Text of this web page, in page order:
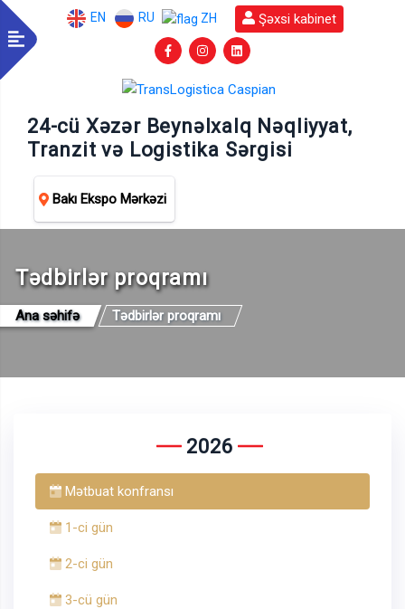
EN RU ZH Şəxsi kabinet
24-cü Xəzər Beynəlxalq Nəqliyyat,
Tranzit və Logistika Sərgisi
Bakı Ekspo Mərkəzi
Tədbirlər proqramı
Ana səhifə Tədbirlər proqramı
2026
Mətbuat konfransı
1-ci gün
2-ci gün
3-cü gün